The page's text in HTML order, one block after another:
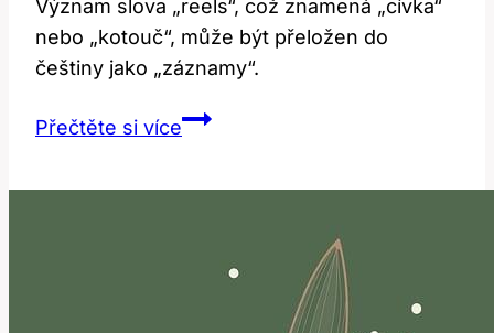
Význam slova „reels“, což znamená „cívka“
nebo „kotouč“, může být přeložen do
češtiny jako „záznamy“.
Přečtěte si víceReels:
moderní